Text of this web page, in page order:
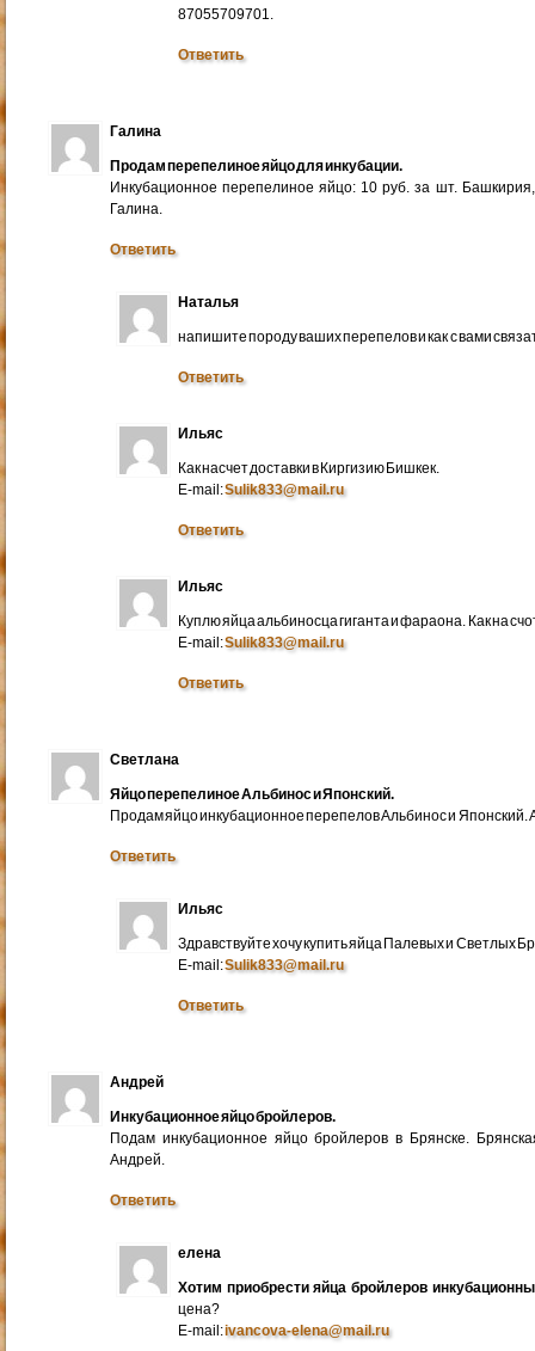
87055709701.
Ответить
Галина
Продам перепелиное яйцо для инкубации.
Инкубационное перепелиное яйцо: 10 руб. за шт.
Галина.
Ответить
Наталья
напишите породу ваших перепелов и как с вами
Ответить
Ильяс
Как насчет доставки в Киргизию Бишкек.
E-mail:Sulik833@mail.ru
Ответить
Ильяс
Куплю яйца альбиносца гиганта и фараона. Как на
E-mail:Sulik833@mail.ru
Ответить
Светлана
Яйцо перепелиное Альбинос и Японский.
Продам яйцо инкубационное перепелов Альбинос и
Ответить
Ильяс
Здравствуйте хочу купить яйца Палевых и Светлых
E-mail:Sulik833@mail.ru
Ответить
Андрей
Инкубационное яйцо бройлеров.
Подам инкубационное яйцо бройлеров в Брянске.
Андрей.
Ответить
елена
Хотим приобрести яйца бройлеров
цена?
E-mail:ivancova-elena@mail.ru